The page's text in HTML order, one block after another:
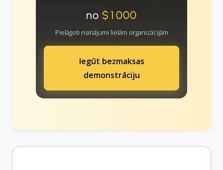
no$1000
Pielāgoti risinājumi lielām organizācijām
Iegūt bezmaksas
demonstrāciju